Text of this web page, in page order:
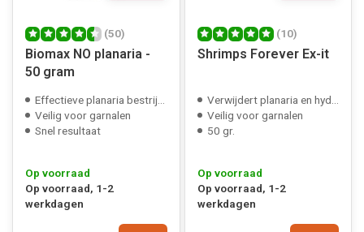
(50)
Biomax NO planaria -
50 gram
Effectieve planaria bestrijding
Veilig voor garnalen
Snel resultaat
Op voorraad
Op voorraad, 1-2
werkdagen
(10)
Shrimps Forever Ex-it
Verwijdert planaria en hydra
Veilig voor garnalen
50 gr.
Op voorraad
Op voorraad, 1-2
werkdagen